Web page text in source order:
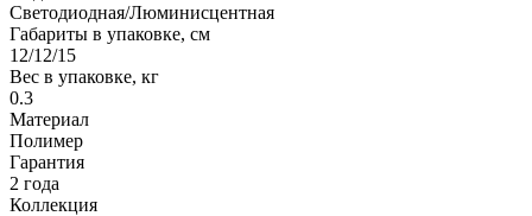
Светодиодная/Люминисцентная
Габариты в упаковке, см
12/12/15
Вес в упаковке, кг
0.3
Материал
Полимер
Гарантия
2 года
Коллекция